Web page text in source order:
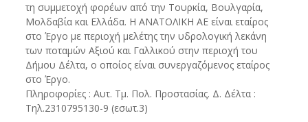
τη συμμετοχή φορέων από την Τουρκία, Βουλγαρία,
Μολδαβία και Ελλάδα. Η ΑΝΑΤΟΛΙΚΗ ΑΕ είναι εταίρος
στο Έργο με περιοχή μελέτης την υδρολογική λεκάνη
των ποταμών Αξιού και Γαλλικού στην περιοχή του
Δήμου Δέλτα, ο οποίος είναι συνεργαζόμενος εταίρος
στο Έργο.
Πληροφορίες : Αυτ. Τμ. Πολ. Προστασίας. Δ. Δέλτα :
Τηλ.2310795130-9 (εσωτ.3)